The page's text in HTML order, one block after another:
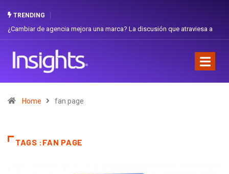
TRENDING
¿Cambiar de agencia mejora una marca? La discusión que atraviesa a
Home fan page
TAGS :FAN PAGE